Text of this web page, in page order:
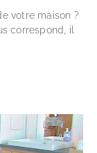
votre maison ?
correspond, il